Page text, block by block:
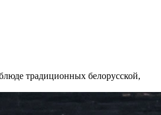
традиционных белорусской,